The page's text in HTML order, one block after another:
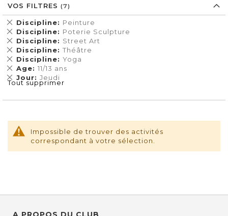
Impossible de trouver des activités
correspondant à votre sélection.
VOS FILTRES
Discipline Peinture
Supprimer
cet
Élément
Discipline Poterie Sculpture
Supprimer
cet
Élément
Discipline Street Art
Supprimer
cet
Élément
Discipline Théâtre
Supprimer
cet
Élément
Discipline Yoga
Supprimer
cet
Élément
Age 11/13 ans
Supprimer
cet
Élément
Jour Jeudi
Supprimer
cet
Tout supprimer